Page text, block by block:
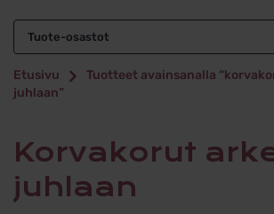
korvakorut
ja juhlaan
Tuote-osastot
Etusivu
Tuotteet avainsanalla
juhlaan”
korvakorut arkeen ja
juhlaan